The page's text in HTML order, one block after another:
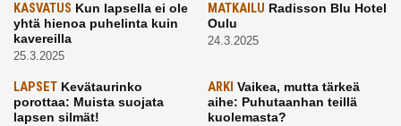
KASVATUS Kun lapsella ei ole
yhtä hienoa puhelinta kuin
kavereilla
25.3.2025
MATKAILU Radisson Blu Hotel
Oulu
24.3.2025
LAPSET Kevätaurinko
porottaa: Muista suojata
lapsen silmät!
ARKI Vaikea, mutta tärkeä
aihe: Puhutaanhan teillä
kuolemasta?